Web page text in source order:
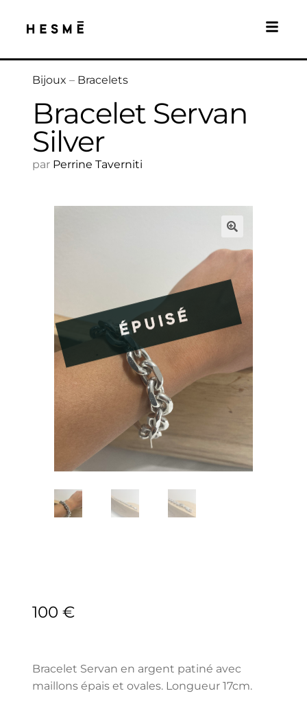
Bijoux – Bracelets
Bracelet Servan
Silver
par Perrine Taverniti
100 €
Bracelet Servan en argent patiné avec
maillons épais et ovales. Longueur 17cm.